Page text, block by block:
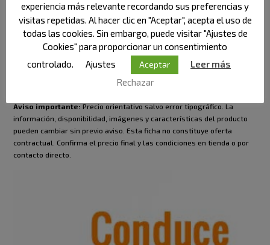
DESCRIPCIÓN
Aviso importante: Precio orientativo salvo error tipográfico. La
información, disponibilidad, imágenes y características del producto
pueden cambiar sin previo aviso. Esta ficha no constituye oferta
contractual. Confirma el precio final y las condiciones en tienda o por
contacto directo.
experiencia más relevante recordando sus preferencias y
visitas repetidas. Al hacer clic en "Aceptar", acepta el uso de
todas las cookies. Sin embargo, puede visitar "Ajustes de
Cookies" para proporcionar un consentimiento
controlado.
Ajustes Aceptar
Leer más
Rechazar